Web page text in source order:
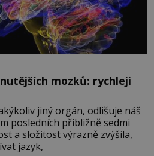
mozků: rychleji
jiný orgán, odlišuje náš
posledních přibližně sedmi
a složitost výrazně zvýšila,
jazyk,